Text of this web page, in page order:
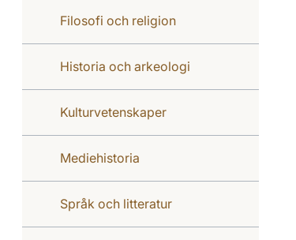
Filosofi och religion
Historia och arkeologi
Kulturvetenskaper
Mediehistoria
Språk och litteratur